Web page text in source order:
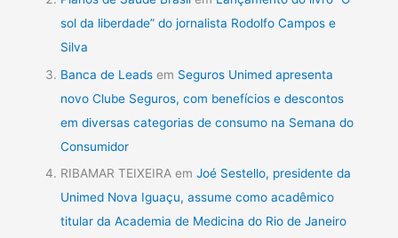
sol da liberdade” do jornalista Rodolfo Campos e
Silva
Banca de Leads em Seguros Unimed apresenta
novo Clube Seguros, com benefícios e descontos
em diversas categorias de consumo na Semana do
Consumidor
RIBAMAR TEIXEIRA emJoé Sestello, presidente da
Unimed Nova Iguaçu, assume como acadêmico
titular da Academia de Medicina do Rio de Janeiro